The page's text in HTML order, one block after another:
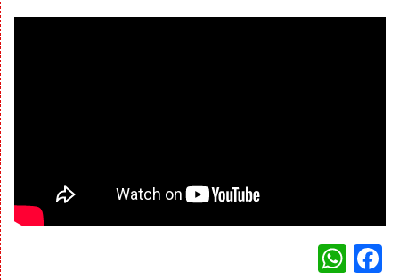
Facebook